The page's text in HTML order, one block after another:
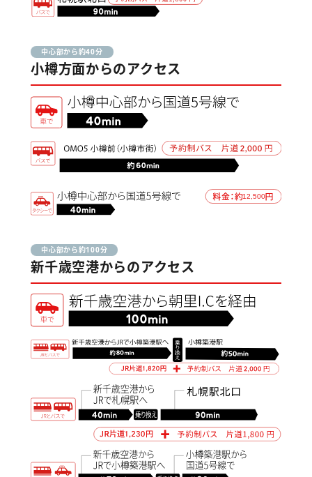
中心部から約40分
小樽方面からのアクセス
中心部から約100分
新千歳空港からのアクセス